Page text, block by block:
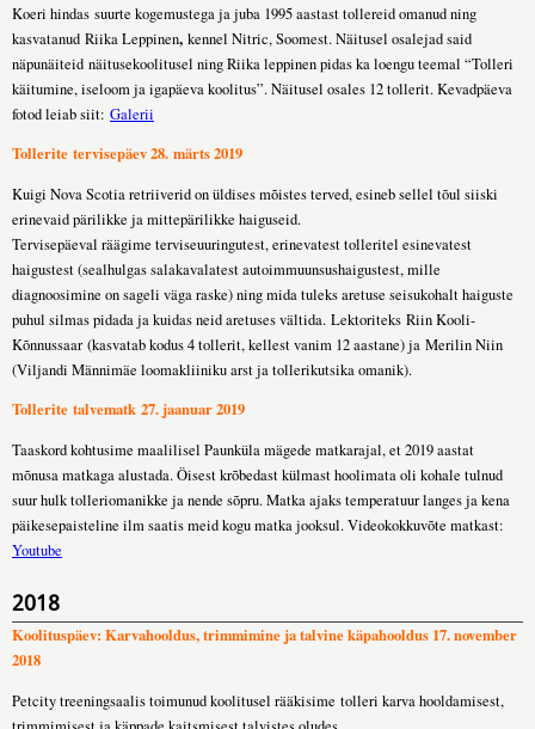
Koeri hindas suurte kogemustega ja juba 1995 aastast tollereid omanud ning
kasvatanud Riika Leppinen, kennel Nitric, Soomest. Näitusel osalejad said
näpunäiteid näitusekoolitusel ning Riika leppinen pidas ka loengu teemal “Tolleri
käitumine, iseloom ja igapäeva koolitus”. Näitusel osales 12 tollerit. Kevadpäeva
fotod leiab siit: Galerii
Tollerite tervisepäev 28. märts 2019
Kuigi Nova Scotia retriiverid on üldises mõistes terved, esineb sellel tõul siiski
erinevaid pärilikke ja mittepärilikke haiguseid.
Tervisepäeval räägime terviseuuringutest, erinevatest tolleritel esinevatest
haigustest (sealhulgas salakavalatest autoimmuunsushaigustest, mille
diagnoosimine on sageli väga raske) ning mida tuleks aretuse seisukohalt haiguste
puhul silmas pidada ja kuidas neid aretuses vältida. Lektoriteks Riin Kooli-
Kõnnussaar (kasvatab kodus 4 tollerit, kellest vanim 12 aastane) ja Merilin Niin
(Viljandi Männimäe loomakliiniku arst ja tollerikutsika omanik).
Tollerite talvematk 27. jaanuar 2019
Taaskord kohtusime maalilisel Paunküla mägede matkarajal, et 2019 aastat
mõnusa matkaga alustada. Öisest krõbedast külmast hoolimata oli kohale tulnud
suur hulk tolleriomanikke ja nende sõpru. Matka ajaks temperatuur langes ja kena
päikesepaisteline ilm saatis meid kogu matka jooksul. Videokokkuvõte matkast:
Youtube
2018
Koolituspäev: Karvahooldus, trimmimine ja talvine käpahooldus 17. november
2018
Petcity treeningsaalis toimunud koolitusel rääkisime tolleri karva hooldamisest,